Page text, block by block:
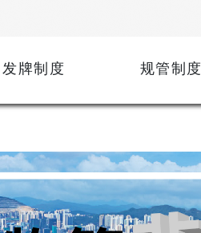
发牌制度 规管制度